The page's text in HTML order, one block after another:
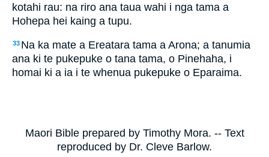
kotahi rau: na riro ana taua wahi i nga tama a
Hohepa hei kaing a tupu.
33 Na ka mate a Ereatara tama a Arona; a tanumia
ana ki te pukepuke o tana tama, o Pinehaha, i
homai ki a ia i te whenua pukepuke o Eparaima.
Maori Bible prepared by Timothy Mora. -- Text
reproduced by Dr. Cleve Barlow.